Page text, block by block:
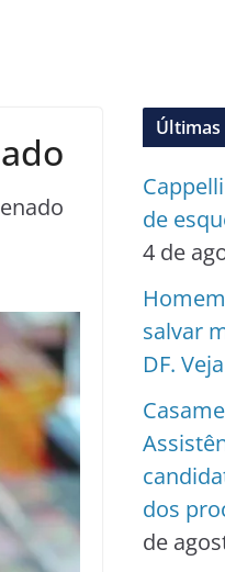
de
4 de
salvar
DF.
dos
de